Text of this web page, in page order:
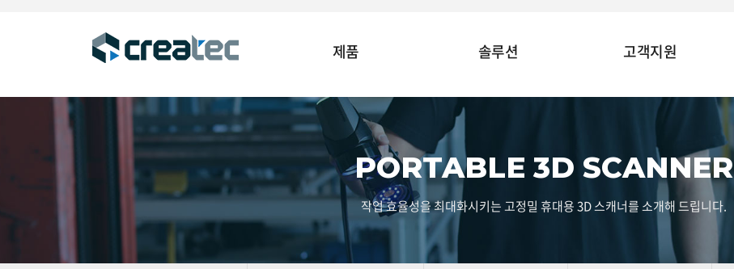
제품 솔루션 고객지원
PORTABLE 3D SCANNER
작업 효율성을 최대화시키는 고정밀 휴대용 3D 스캐너를 소개해 드립니다.